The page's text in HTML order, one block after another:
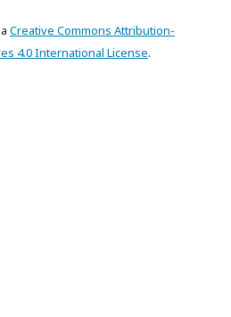
Creative Commons Attribution-
4.0 International License.